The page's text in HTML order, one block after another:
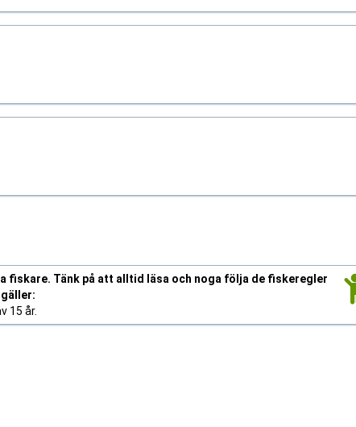
fiskare. Tänk på att alltid läsa och noga följa de fiskeregler
15 år.